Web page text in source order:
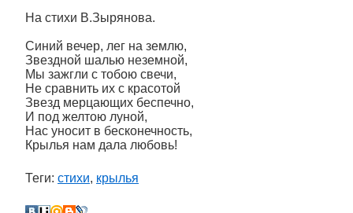
На стихи В.Зырянова.
Синий вечер, лег на землю,
Звездной шалью неземной,
Мы зажгли с тобою свечи,
Не сравнить их с красотой
Звезд мерцающих беспечно,
И под желтою луной,
Нас уносит в бесконечность,
Крылья нам дала любовь!
Теги: стихи, крылья